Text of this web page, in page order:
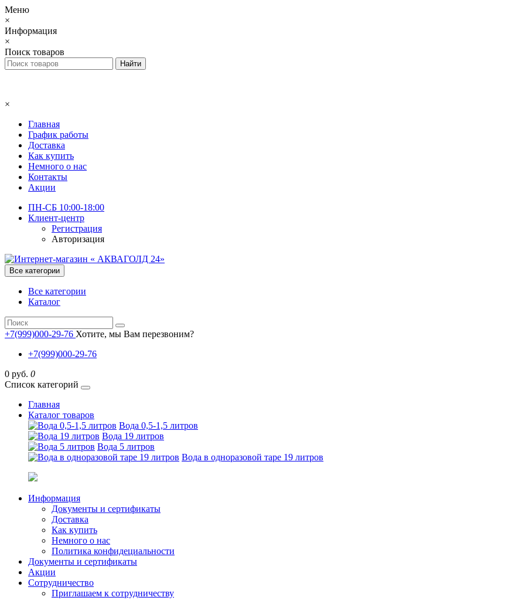
Меню
×
Информация
×
Поиск товаров
×
Главная
График работы
Доставка
Как купить
Немного о нас
Контакты
Акции
ПН-СБ 10:00-18:00
Клиент-центр
Регистрация
Авторизация
Все категории
Все категории
Каталог
+7(999)000-29-76 Хотите, мы Вам перезвоним?
+7(999)000-29-76
0 руб. 0
Список категорий
Главная
Каталог товаров
Вода 0,5-1,5 литров
Вода 19 литров
Вода 5 литров
Вода в одноразовой таре 19 литров
Информация
Документы и сертификаты
Доставка
Как купить
Немного о нас
Политика конфидециальности
Документы и сертификаты
Акции
Сотрудничество
Приглашаем к сотрудничеству